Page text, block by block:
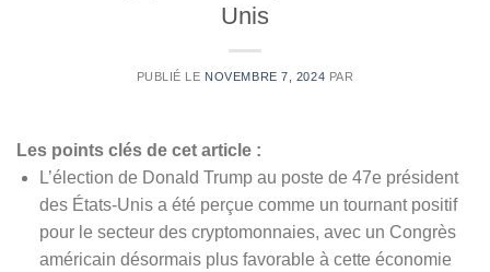
Unis
PUBLIÉ LE NOVEMBRE 7, 2024 PAR
Les points clés de cet article :
L’élection de Donald Trump au poste de 47e président
des États-Unis a été perçue comme un tournant positif
pour le secteur des cryptomonnaies, avec un Congrès
américain désormais plus favorable à cette économie